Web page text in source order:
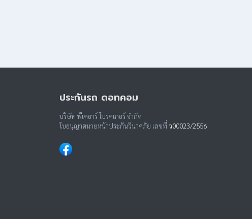
ประกันรถ ดอทคอม
บริษัท พีเคอาร์ โบรคเกอร์ จำกัด
ใบอนุญาตนายหน้าประกันวินาศภัย เลขที่ ว00023/2556